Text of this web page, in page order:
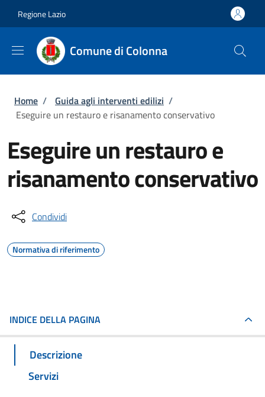
Regione Lazio
Comune di Colonna
Briciole di pane
Home / Guida agli interventi edilizi /
Eseguire un restauro e risanamento conservativo
Eseguire un restauro e
risanamento conservativo
Condividi
Normativa di riferimento
INDICE DELLA PAGINA
Descrizione
Servizi